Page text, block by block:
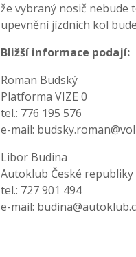
že vybraný nosič nebude
upevnění jízdních kol
Bližší informace podají:
Roman Budský
Platforma VIZE 0
tel.: 776 195 576
e-mail:
Libor Budina
Autoklub České republiky
tel.: 727 901 494
e-mail: